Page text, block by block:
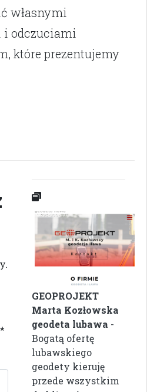
własnymi
i odczuciami
które prezentujemy
*
GEOPROJEKT
Marta Kozłowska
geodeta lubawa -
Bogatą ofertę
lubawskiego
geodety kieruję
przede wszystkim